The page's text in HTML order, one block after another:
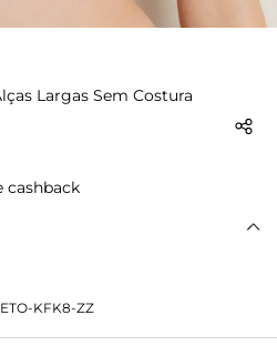
Largas Sem Costura
cashback
KFK8-ZZ